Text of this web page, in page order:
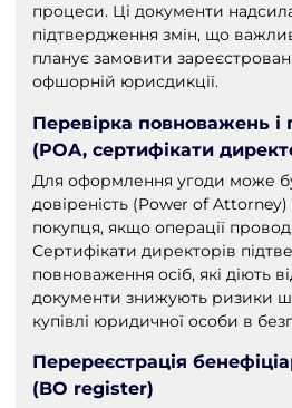
процеси. Ці документи
підтвердження змін, що
планує замовити
офшорній юрисдикції.
Перевірка повноважень і
(POA, сертифікати
Для оформлення угоди може
довіреність (Power of
покупця, якщо операції
Сертифікати директорів
повноваження осіб, які діють
документи знижують ризики
купівлі юридичної особи в
Перереєстрація
(BO register)